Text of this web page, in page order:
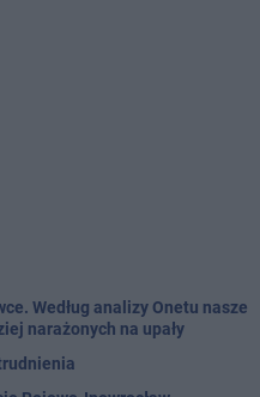
Według analizy Onetu nasze
narażonych na upały